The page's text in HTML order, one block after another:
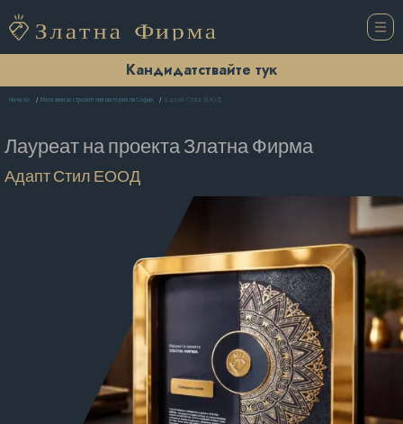
Кандидатствайте тук
Начало Магазини за строителни материали София Адапт Стил ЕООД
Лауреат на проектаЗлатна Фирма
Адапт Стил ЕООД